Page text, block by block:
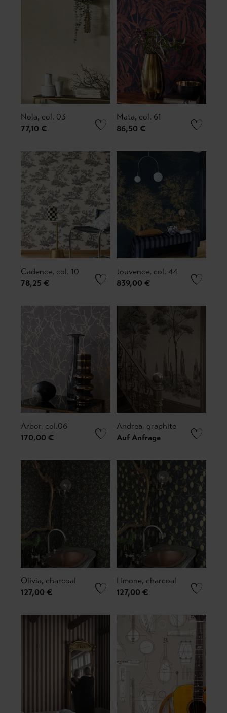
Nola, col. 03
77,10 €
Mata, col. 61
86,50 €
Cadence, col. 10
78,25 €
Jouvence, col. 44
839,00 €
Arbor, col.06
170,00 €
Andrea, graphite
Auf Anfrage
Olivia, charcoal
127,00 €
Limone, charcoal
127,00 €